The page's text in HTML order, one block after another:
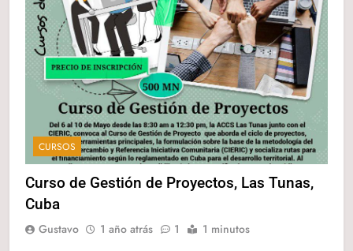
CURSOS
Curso de Gestión de Proyectos, Las Tunas,
Cuba
Gustavo 1 año atrás 1 1 minutos